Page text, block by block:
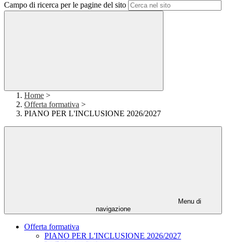
Campo di ricerca per le pagine del sito
Home >
Offerta formativa >
PIANO PER L'INCLUSIONE 2026/2027
Menu di
navigazione
Offerta formativa
PIANO PER L'INCLUSIONE 2026/2027